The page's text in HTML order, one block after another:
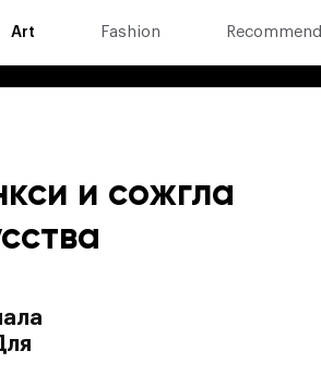
Art Fashion Recommend
и сожгла